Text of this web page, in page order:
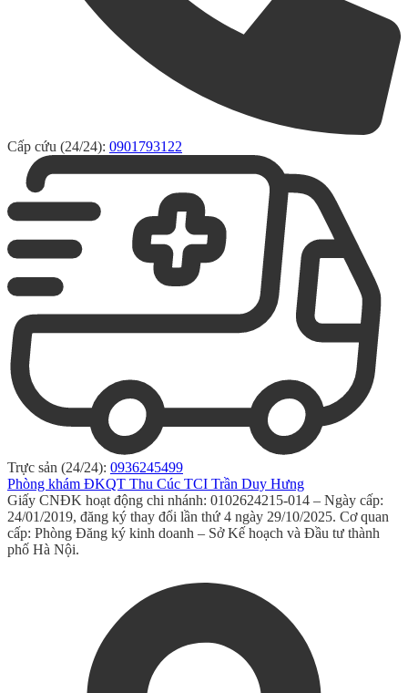
Cấp cứu (24/24): 0901793122
Trực sản (24/24): 0936245499
Phòng khám ĐKQT Thu Cúc TCI Trần Duy Hưng
Giấy CNĐK hoạt động chi nhánh: 0102624215-014 – Ngày cấp:
24/01/2019, đăng ký thay đổi lần thứ 4 ngày 29/10/2025. Cơ quan
cấp: Phòng Đăng ký kinh doanh – Sở Kế hoạch và Đầu tư thành
phố Hà Nội.